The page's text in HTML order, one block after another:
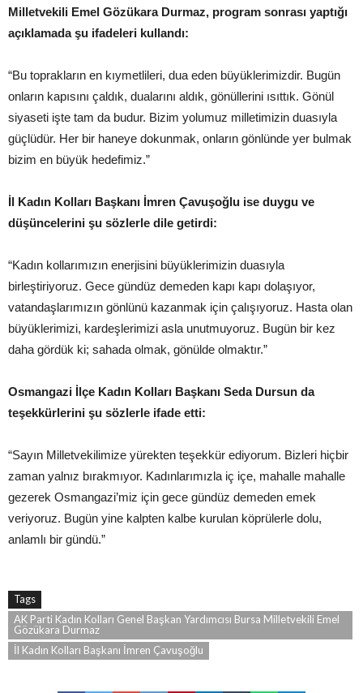
Milletvekili Emel Gözükara Durmaz, program sonrası yaptığı
açıklamada şu ifadeleri kullandı:
“Bu toprakların en kıymetlileri, dua eden büyüklerimizdir. Bugün
onların kapısını çaldık, dualarını aldık, gönüllerini ısıttık. Gönül
siyaseti işte tam da budur. Bizim yolumuz milletimizin duasıyla
güçlüdür. Her bir haneye dokunmak, onların gönlünde yer bulmak
bizim en büyük hedefimiz.”
İl Kadın Kolları Başkanı İmren Çavuşoğlu ise duygu ve
düşüncelerini şu sözlerle dile getirdi:
“Kadın kollarımızın enerjisini büyüklerimizin duasıyla
birleştiriyoruz. Gece gündüz demeden kapı kapı dolaşıyor,
vatandaşlarımızın gönlünü kazanmak için çalışıyoruz. Hasta olan
büyüklerimizi, kardeşlerimizi asla unutmuyoruz. Bugün bir kez
daha gördük ki; sahada olmak, gönülde olmaktır.”
Osmangazi İlçe Kadın Kolları Başkanı Seda Dursun da
teşekkürlerini şu sözlerle ifade etti:
“Sayın Milletvekilimize yürekten teşekkür ediyorum. Bizleri hiçbir
zaman yalnız bırakmıyor. Kadınlarımızla iç içe, mahalle mahalle
gezerek Osmangazi’miz için gece gündüz demeden emek
veriyoruz. Bugün yine kalpten kalbe kurulan köprülerle dolu,
anlamlı bir gündü.”
Tags
AK Parti Kadın Kolları Genel Başkan Yardımcısı Bursa Milletvekili Emel
Gözükara Durmaz
İl Kadın Kolları Başkanı İmren Çavuşoğlu